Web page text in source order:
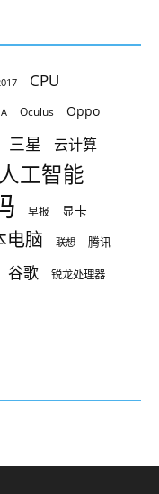
CPU
Oculus Oppo
三星 云计算
人工智能
早报 显卡
电脑 联想 腾讯
谷歌 锐龙处理器